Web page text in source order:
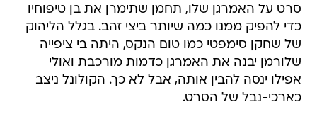
סרט על האמרגן שלו, תחמן שתימרן את בן טיפוחיו
כדי להפיק ממנו כמה שיותר ביצי זהב. בגלל הליהוק
של שחקן סימפטי כמו טום הנקס, היתה בי ציפייה
שלורמן יבנה את האמרגן כדמות מורכבת ואולי
אפילו ינסה להבין אותה, אבל לא כך. הקולונל ניצב
כארכי-נבל של הסרט.